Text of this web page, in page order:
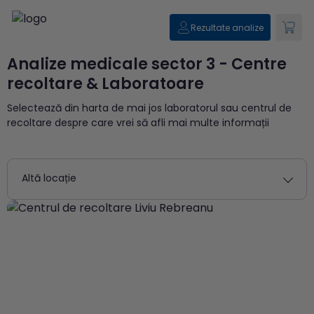
Rezultate analize
Analize medicale sector 3 - Centre
recoltare & Laboratoare
Selectează din harta de mai jos laboratorul sau centrul de
recoltare despre care vrei să afli mai multe informații
Altă locație